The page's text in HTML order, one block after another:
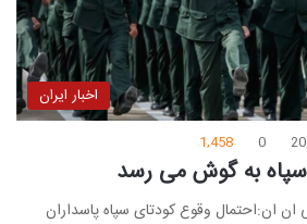
اخبار ایران
0
1,458
به گوش می رسد
وقوع کودتای سپاه پاسداران